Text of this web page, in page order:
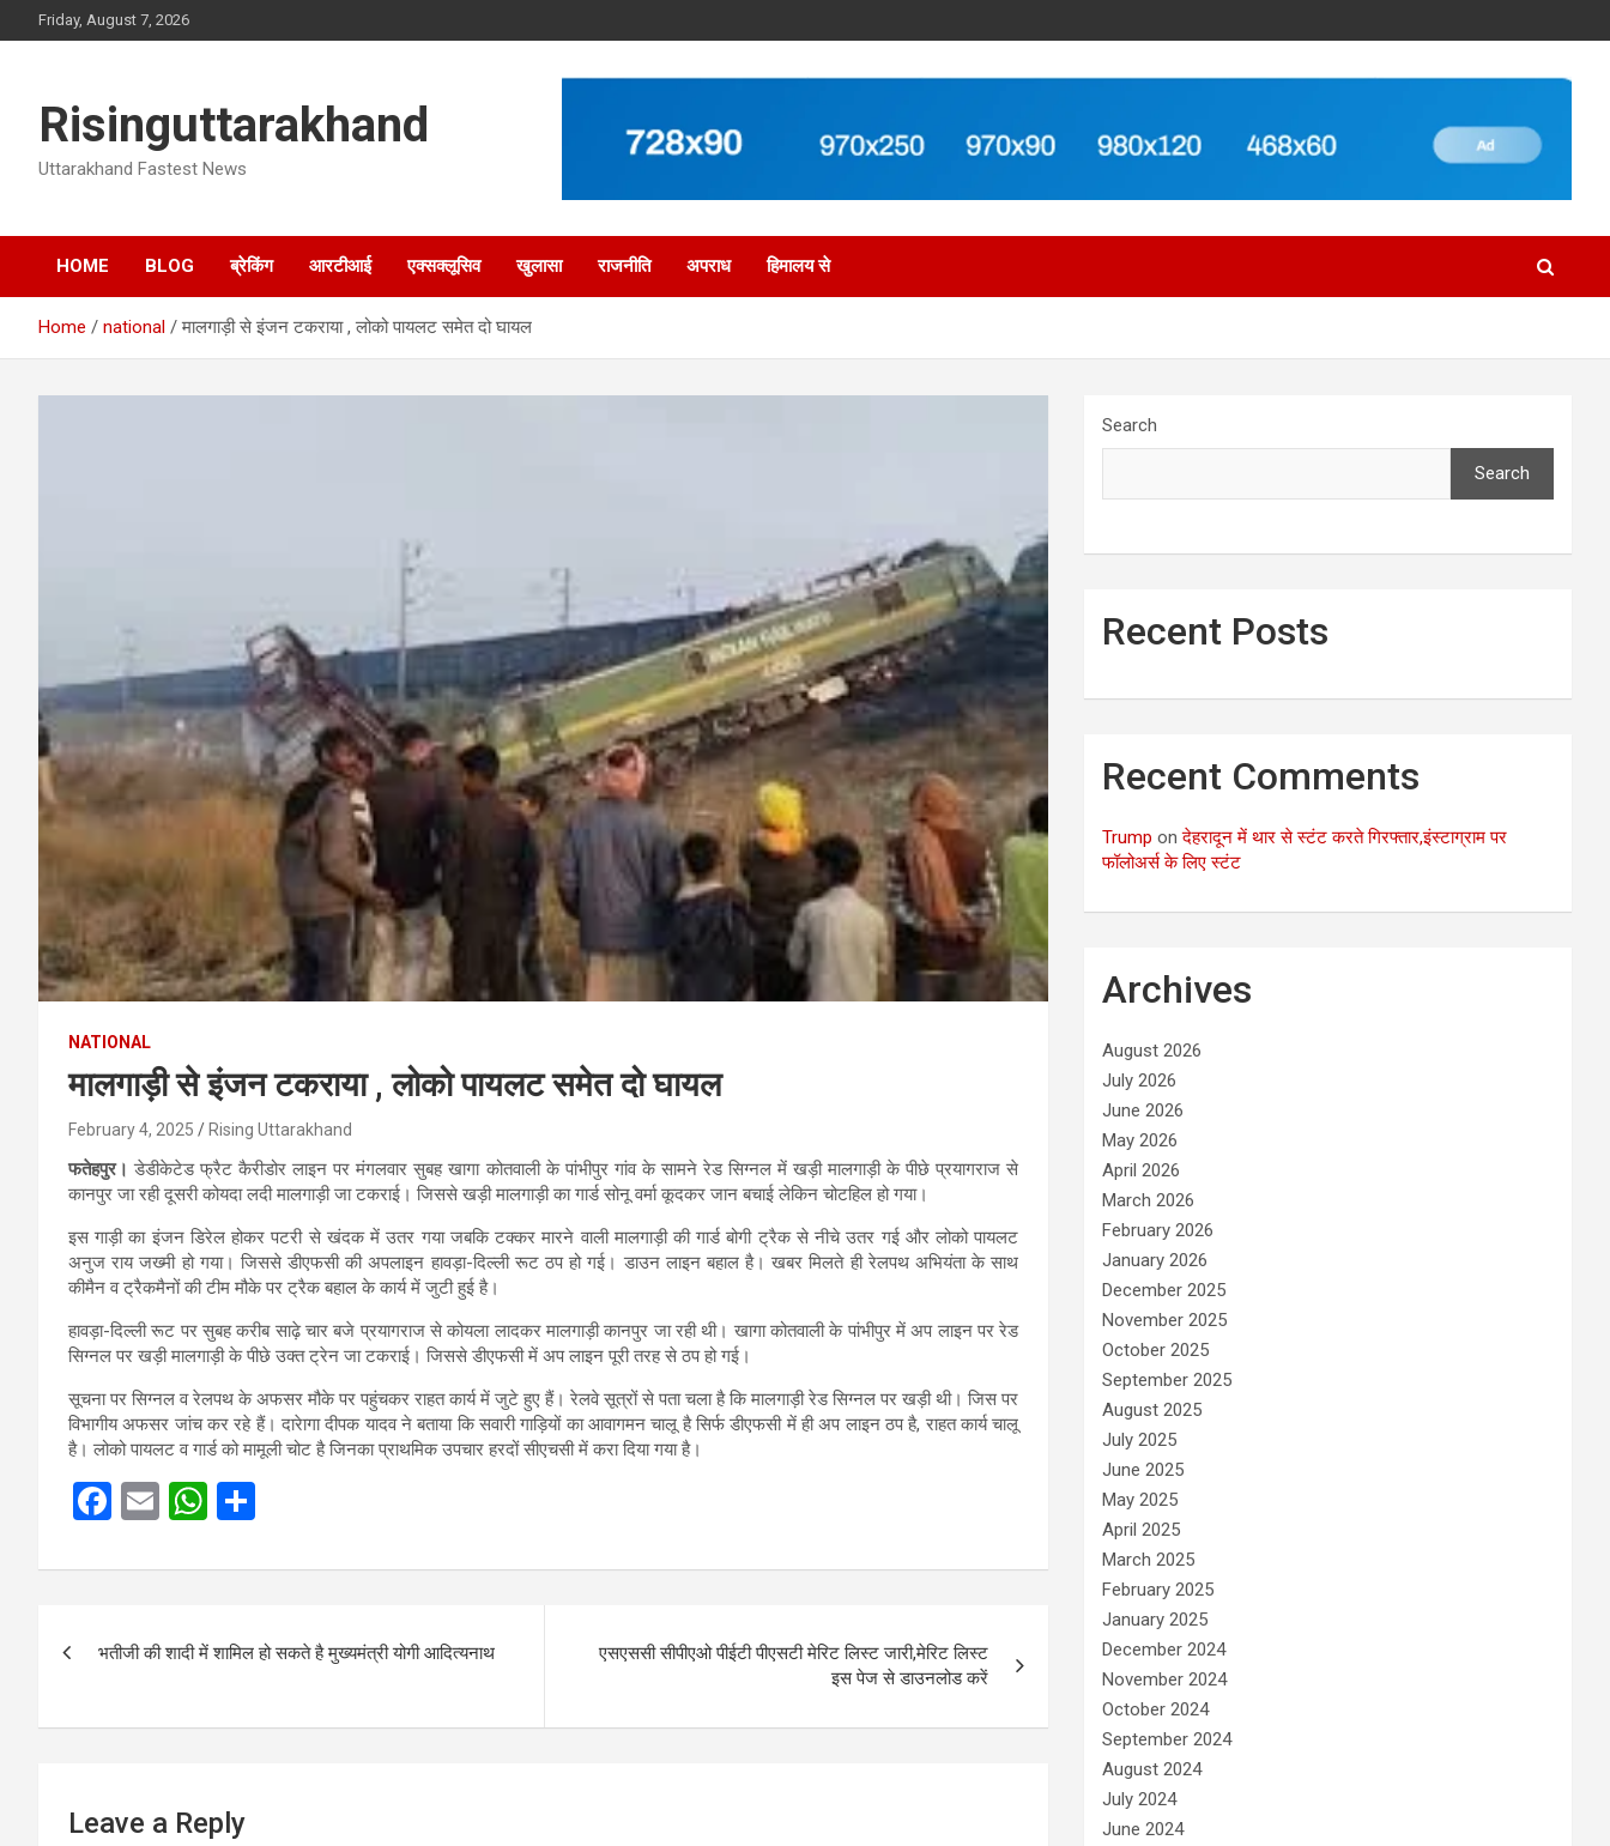
to
Friday, August 7, 2026
Risinguttarakhand
Uttarakhand Fastest News
HOME BLOG ब्रेकिंग आरटीआई एक्सक्लूसिव खुलासा राजनीति अपराध हिमालय से
Home national मालगाड़ी से इंजन टकराया , लोको पायलट समेत दो घायल
NATIONAL
मालगाड़ी से इंजन टकराया , लोको पायलट समेत दो घायल
February 4, 2025 Rising Uttarakhand
फतेहपुर। डेडीकेटेड फ्रैट कैरीडोर लाइन पर मंगलवार सुबह खागा कोतवाली के पांभीपुर गांव के सामने रेड सिग्नल में खड़ी मालगाड़ी के पीछे प्रयागराज से
कानपुर जा रही दूसरी कोयदा लदी मालगाड़ी जा टकराई। जिससे खड़ी मालगाड़ी का गार्ड सोनू वर्मा कूदकर जान बचाई लेकिन चोटहिल हो गया।
इस गाड़ी का इंजन डिरेल होकर पटरी से खंदक में उतर गया जबकि टक्कर मारने वाली मालगाड़ी की गार्ड बोगी ट्रैक से नीचे उतर गई और लोको पायलट
अनुज राय जख्मी हो गया। जिससे डीएफसी की अपलाइन हावड़ा-दिल्ली रूट ठप हो गई। डाउन लाइन बहाल है। खबर मिलते ही रेलपथ अभियंता के साथ
कीमैन व ट्रैकमैनों की टीम मौके पर ट्रैक बहाल के कार्य में जुटी हुई है।
हावड़ा-दिल्ली रूट पर सुबह करीब साढ़े चार बजे प्रयागराज से कोयला लादकर मालगाड़ी कानपुर जा रही थी। खागा कोतवाली के पांभीपुर में अप लाइन पर रेड
सिग्नल पर खड़ी मालगाड़ी के पीछे उक्त ट्रेन जा टकराई। जिससे डीएफसी में अप लाइन पूरी तरह से ठप हो गई।
सूचना पर सिग्नल व रेलपथ के अफसर मौके पर पहुंचकर राहत कार्य में जुटे हुए हैं। रेलवे सूत्रों से पता चला है कि मालगाड़ी रेड सिग्नल पर खड़ी थी। जिस पर
विभागीय अफसर जांच कर रहे हैं। दारेागा दीपक यादव ने बताया कि सवारी गाड़ियों का आवागमन चालू है सिर्फ डीएफसी में ही अप लाइन ठप है, राहत कार्य चालू
है। लोको पायलट व गार्ड को मामूली चोट है जिनका प्राथमिक उपचार हरदों सीएचसी में करा दिया गया है।
F
ce
o
k
E
ail
W
at
A
p
ar
भतीजी की शादी में शामिल हो सकते है मुख्यमंत्री योगी आदित्यनाथ
एसएससी सीपीएओ पीईटी पीएसटी मेरिट लिस्ट जारी,मेरिट लिस्ट
इस पेज से डाउनलोड करें
Leave a Reply
Search
Search
Recent Posts
Recent Comments
Trump onदेहरादून में थार से स्टंट करते गिरफ्तार,इंस्टाग्राम पर
फॉलोअर्स के लिए स्टंट
Archives
August 2026
July 2026
June 2026
May 2026
April 2026
March 2026
February 2026
January 2026
December 2025
November 2025
October 2025
September 2025
August 2025
July 2025
June 2025
May 2025
April 2025
March 2025
February 2025
January 2025
December 2024
November 2024
October 2024
September 2024
August 2024
July 2024
June 2024